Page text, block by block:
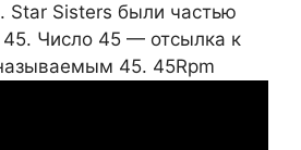
Sisters были частью
45. Число 45 — отсылка к
45. 45Rpm